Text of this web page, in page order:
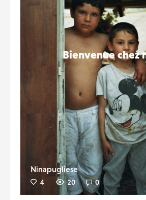
Bienvenue chez
Ninapugliese
4 20 0